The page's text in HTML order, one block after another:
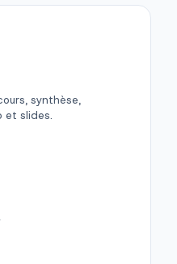
synthèse,
et slides.